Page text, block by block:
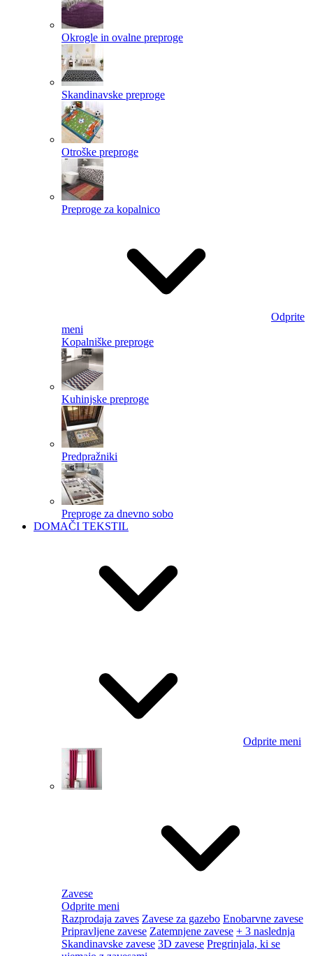
Okrogle in ovalne preproge
Skandinavske preproge
Otroške preproge
Preproge za kopalnico
Odprite
meni
Kopalniške preproge
Kuhinjske preproge
Predpražniki
Preproge za dnevno sobo
DOMAČI TEKSTIL
Odprite meni
Zavese
Odprite meni
Razprodaja zaves Zavese za gazebo Enobarvne zavese
Pripravljene zavese Zatemnjene zavese + 3 naslednja
Skandinavske zavese 3D zavese Pregrinjala, ki se